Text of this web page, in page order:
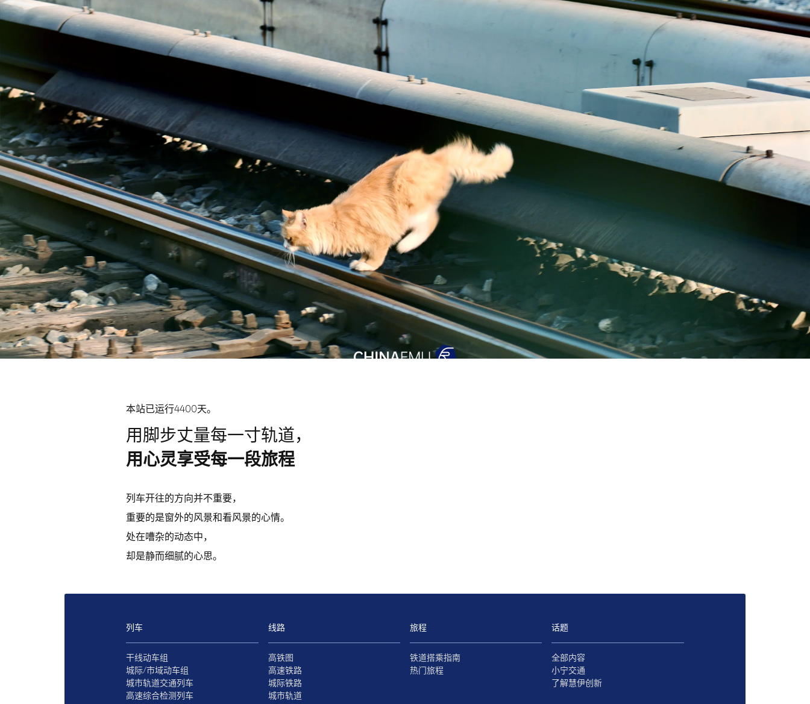
本站已运行4400天。
用脚步丈量每一寸轨道，
用心灵享受每一段旅程
列车开往的方向并不重要，
重要的是窗外的风景和看风景的心情。
处在嘈杂的动态中，
却是静而细腻的心思。
列车
干线动车组
城际/市域动车组
城市轨道交通列车
高速综合检测列车
线路
高铁图
高速铁路
城际铁路
城市轨道
旅程
铁道搭乘指南
热门旅程
话题
全部内容
小宁交通
了解慧伊创新